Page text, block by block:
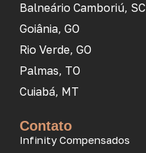
Balneário Camboriú, SC
Goiânia, GO
Rio Verde, GO
Palmas, TO
Cuiabá, MT
Contato
Infinity Compensados